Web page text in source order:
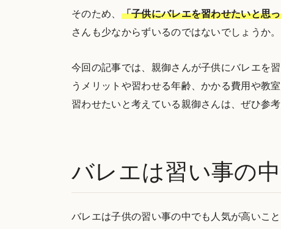
そのため、 「子供にバレエを習わせたいと思
さんも少なからずいるのではないでしょうか。
今回の記事では、親御さんが子供にバレエを
うメリットや習わせる年齢、かかる費用や教
習わせたいと考えている親御さんは、ぜひ参
バレエは習い事の
バレエは子供の習い事の中でも人気が高いこ